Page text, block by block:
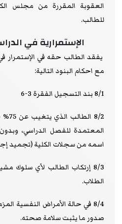
العقوبة المقررة من مجلس
للطالب.
الإستمرارية في
يفقد الطالب حقه في الإستمرار
مع احكام البنود التالية:
8/1 بند التسجيل الفقرة 3-6
8/2
المعتمدة للفصل الدراسي،
اسمه من سجلات الكلية (تجميد
8/3 إرتكاب الطالب لأي سلوك
الطلاب.
8/4 في حالة الأمراض النفسية
صدور ما يثبت سلامة صحته.